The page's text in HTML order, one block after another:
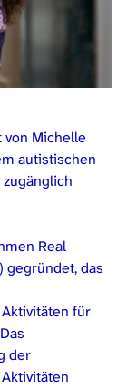
Michelle
autistischen
Real
gegründet, das
für
der